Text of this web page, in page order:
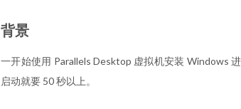
背景
一开始使用 Parallels Desktop 虚拟机安装 Windows
启动就要 50 秒以上。